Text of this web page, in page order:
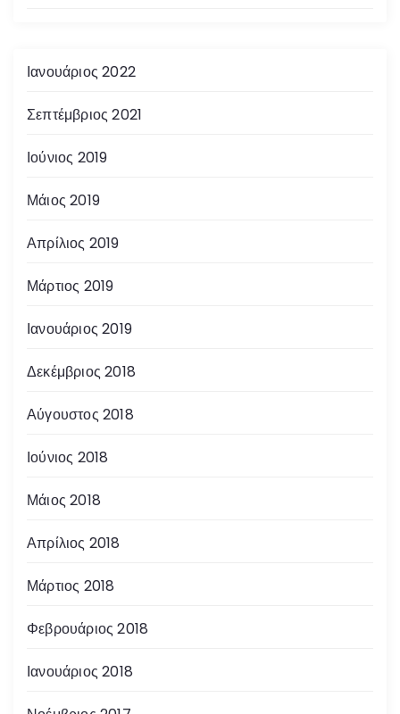
Ιανουάριος 2022
Σεπτέμβριος 2021
Ιούνιος 2019
Μάιος 2019
Απρίλιος 2019
Μάρτιος 2019
Ιανουάριος 2019
Δεκέμβριος 2018
Αύγουστος 2018
Ιούνιος 2018
Μάιος 2018
Απρίλιος 2018
Μάρτιος 2018
Φεβρουάριος 2018
Ιανουάριος 2018